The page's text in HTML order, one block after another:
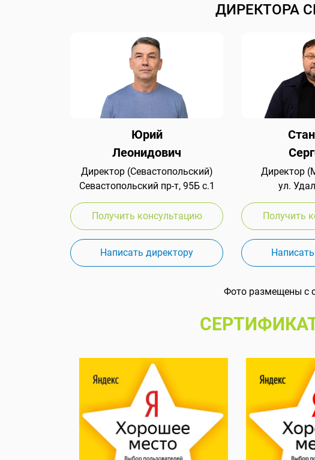
ДИРЕКТОРА
Юрий
Леонидович
Директор (Севастопольский)
Севастопольский пр-т, 95Б с.1
Получить консультацию
Написать директору
Директор
ул.
Получить
Фото размещены с